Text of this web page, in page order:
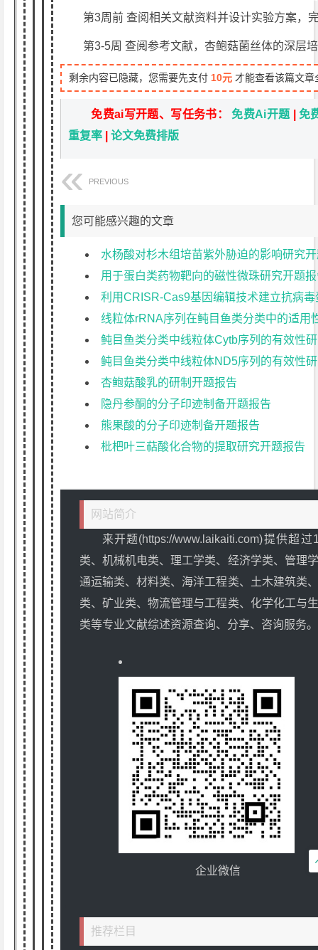
第3周前 查阅相关文献资料并设计实验方案，
第3-5周 查阅参考文献，杏鲍菇菌丝体的深层
剩余内容已隐藏，您需要先支付 10元 才能查看该篇文章
免费ai写开题、写任务书：免费Ai开题 |免
重复率 |论文免费排版
PREVIOUS
您可能感兴趣的文章
水杨酸对杉木组培苗紫外胁迫的影响研究
用于蛋白类药物靶向的磁性微珠研究开题
利用CRISR-Cas9基因编辑技术建立抗病
线粒体rRNA序列在鲀目鱼类分类中的适用
鲀目鱼类分类中线粒体Cytb序列的有效性
鲀目鱼类分类中线粒体ND5序列的有效性
杏鲍菇酸乳的研制开题报告
隐丹参酮的分子印迹制备开题报告
熊果酸的分子印迹制备开题报告
枇杷叶三萜酸化合物的提取研究开题报告
网站简介
来开题(https://www.laikaiti.com)提供超
类、机械机电类、理工学类、经济学类、管理
通运输类、材料类、海洋工程类、土木建筑类
类、矿业类、物流管理与工程类、化学化工与
类等专业文献综述资源查询、分享、咨询服务。
企业微信
推荐栏目